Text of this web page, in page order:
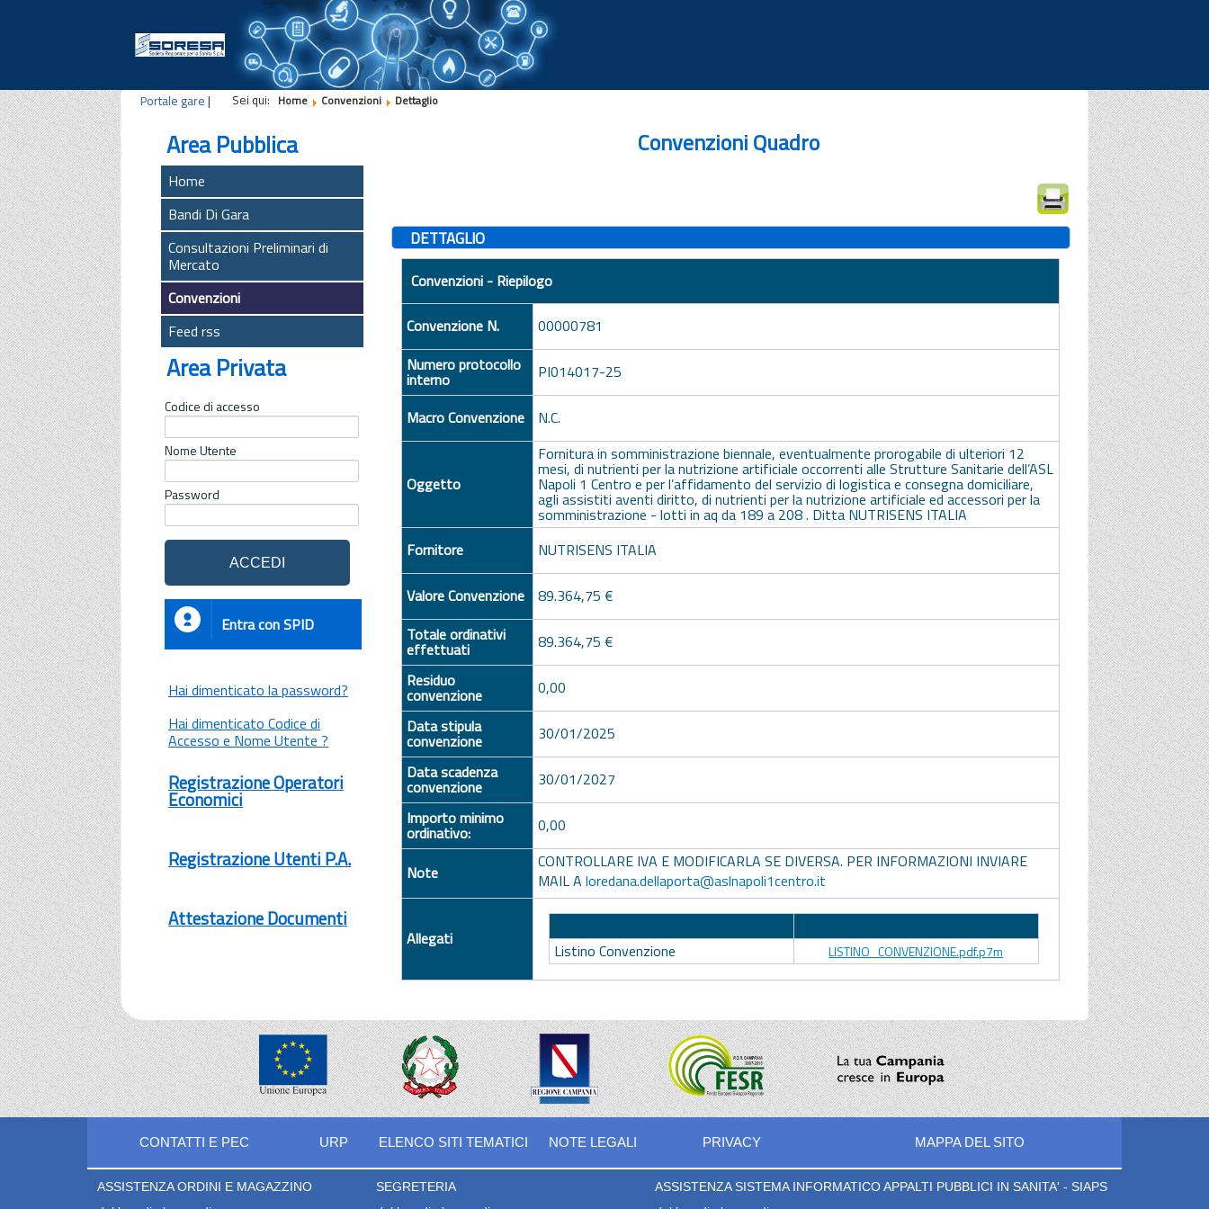
Portale gare | Sei qui: Home Convenzioni Dettaglio
Area Pubblica
Home
Bandi Di Gara
Consultazioni Preliminari di
Mercato
Convenzioni
Feed rss
Area Privata
Codice di accesso
Nome Utente
Password
Entra con SPID
Hai dimenticato la password?
Hai dimenticato Codice di
Accesso e Nome Utente ?
Registrazione Operatori
Economici
Registrazione Utenti P.A.
Attestazione Documenti
Convenzioni Quadro
DETTAGLIO
Convenzioni - Riepilogo
Convenzione N.
00000781
Numero protocollo
interno PI014017-25
Macro Convenzione N.C.
Oggetto
Fornitura in somministrazione biennale, eventualmente prorogabile di ulteriori 12
mesi, di nutrienti per la nutrizione artificiale occorrenti alle Strutture Sanitarie dell’ASL
Napoli 1 Centro e per l’affidamento del servizio di logistica e consegna domiciliare,
agli assistiti aventi diritto, di nutrienti per la nutrizione artificiale ed accessori per la
somministrazione - lotti in aq da 189 a 208 . Ditta NUTRISENS ITALIA
Fornitore
NUTRISENS ITALIA
Valore Convenzione
89.364,75 €
Totale ordinativi
effettuati
89.364,75 €
Residuo
convenzione
0,00
Data stipula
convenzione
30/01/2025
Data scadenza
convenzione
30/01/2027
Importo minimo
ordinativo: 0,00
Note
CONTROLLARE IVA E MODIFICARLA SE DIVERSA. PER INFORMAZIONI INVIARE
MAIL Aloredana.dellaporta@aslnapoli1centro.it
Allegati
Listino Convenzione
LISTINO_CONVENZIONE.pdf.p7m
CONTATTI E PEC URP ELENCO SITI TEMATICI NOTE LEGALI PRIVACY MAPPA DEL SITO
ASSISTENZA ORDINI E MAGAZZINO
SEGRETERIA
ASSISTENZA SISTEMA INFORMATICO APPALTI PUBBLICI IN SANITA' - SIAPS